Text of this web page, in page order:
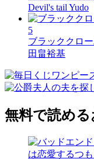
Devil's tail Yudo
5
ブラッククロ
田畠裕基
無料で読める